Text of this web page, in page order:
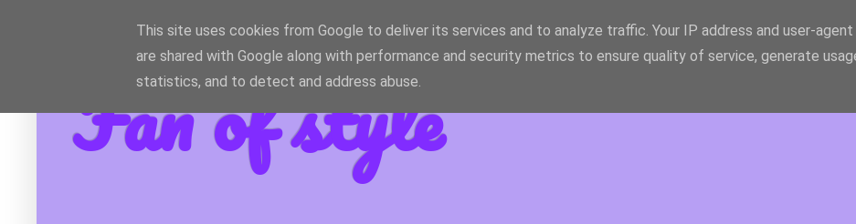
Fan of style
This site uses cookies from Google to deliver its services and to analyze traffic. Your IP address and user-agent
are shared with Google along with performance and security metrics to ensure quality of service, generate
statistics, and to detect and address abuse.